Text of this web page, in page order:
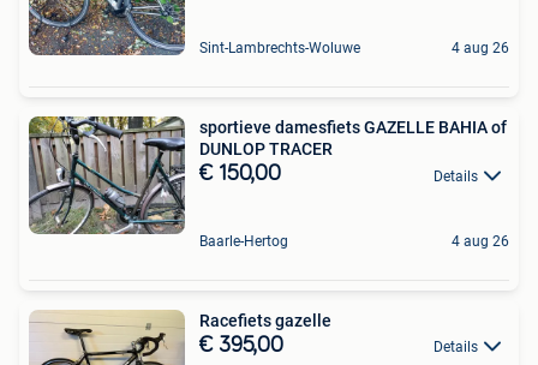
Sint-Lambrechts-Woluwe 4 aug 26
sportieve damesfiets GAZELLE BAHIA of
DUNLOP TRACER
€ 150,00 Details
Baarle-Hertog 4 aug 26
Racefiets gazelle
€ 395,00 Details